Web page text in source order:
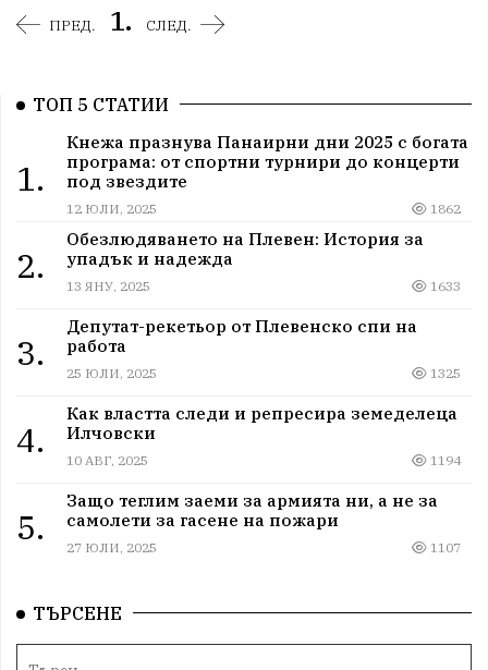
ПРЕД. 1. СЛЕД.
ТОП 5 СТАТИИ
1.
Кнежа празнува Панаирни дни 2025 с богата
програма: от спортни турнири до концерти
под звездите
12 ЮЛИ, 2025 1862
2.
Обезлюдяването на Плевен: История за
упадък и надежда
13 ЯНУ, 2025 1633
3.
Депутат-рекетьор от Плевенско спи на
работа
25 ЮЛИ, 2025 1325
4.
Как властта следи и репресира земеделеца
Илчовски
10 АВГ, 2025 1194
5.
Защо теглим заеми за армията ни, а не за
самолети за гасене на пожари
27 ЮЛИ, 2025 1107
ТЪРСЕНЕ